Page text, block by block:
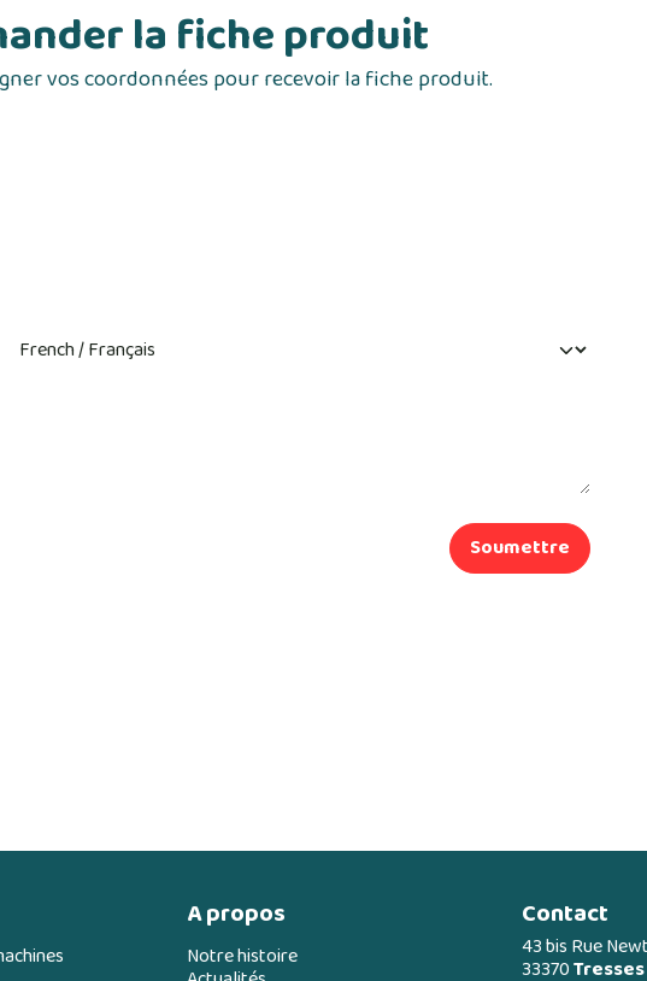
la fiche produit
vos coordonnées pour recevoir la fiche produit.
Soumettre
A propos
Notre histoire
Contact
43 bis Rue
33370